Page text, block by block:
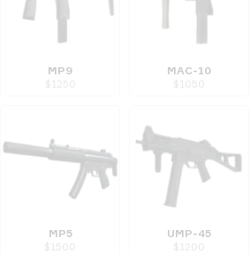
MP9
$ 1250
MAC-10
$ 1050
MP5
$ 1500
UMP-45
$ 1200